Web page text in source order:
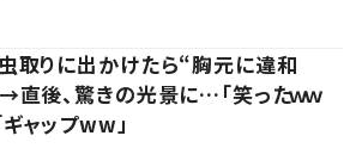
取りに出かけたら“胸元に違和
直後、驚きの光景に…「笑ったｗｗ
ギャップww」